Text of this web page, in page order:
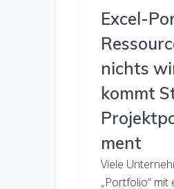
Excel-
nichts
kommt
ment
Viele
„Portfolio“ mit